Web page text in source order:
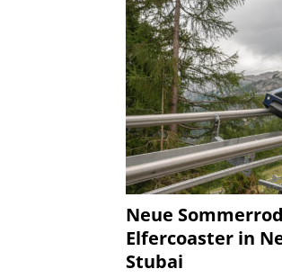
Neue
Elfercoaster in
Stubai